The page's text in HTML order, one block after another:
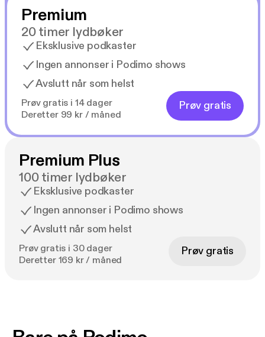
Premium
20 timer lydbøker
Eksklusive podkaster
Ingen annonser i Podimo shows
Avslutt når som helst
Prøv gratis i 14 dager
Deretter 99 kr / måned
Prøv gratis
Premium Plus
100 timer lydbøker
Eksklusive podkaster
Ingen annonser i Podimo shows
Avslutt når som helst
Prøv gratis i 30 dager
Deretter 169 kr / måned
Prøv gratis